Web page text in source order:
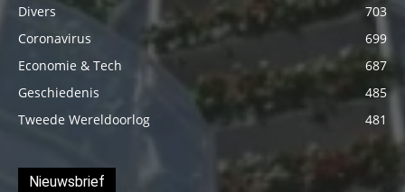
Divers
703
Coronavirus
699
Economie & Tech
687
Geschiedenis
485
Tweede Wereldoorlog
481
Nieuwsbrief